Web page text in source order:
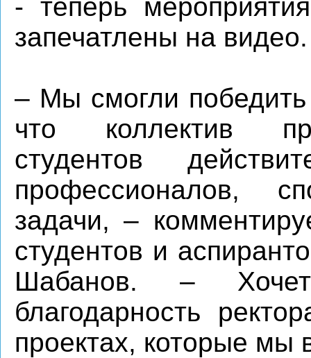
- теперь
запечатлены на видео.
– Мы смогли
что коллектив
студентов
профессионалов,
задачи, –
студентов и
Шабанов. –
благодарность
проектах, которые мы